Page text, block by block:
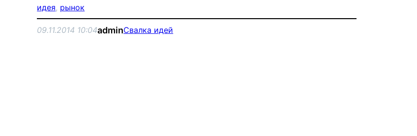
идея, рынок
09.11.2014 10:04adminСвалка идей